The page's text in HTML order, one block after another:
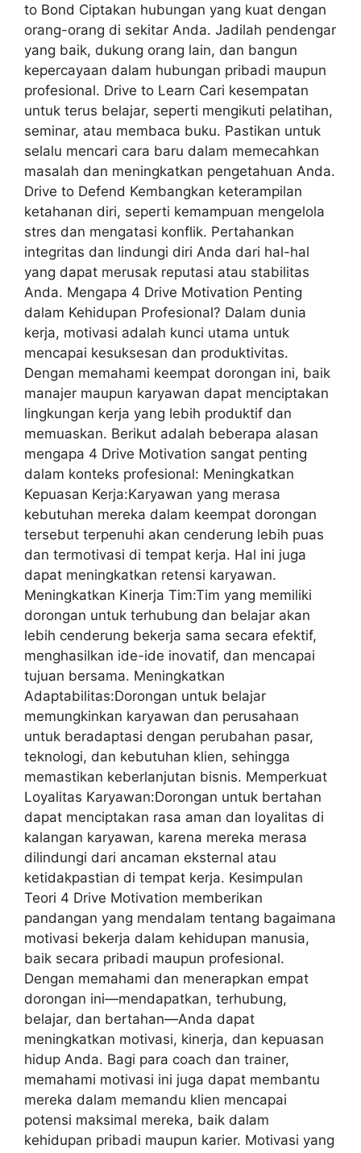
to Bond Ciptakan hubungan yang kuat dengan
orang-orang di sekitar Anda. Jadilah pendengar
yang baik, dukung orang lain, dan bangun
kepercayaan dalam hubungan pribadi maupun
profesional. Drive to Learn Cari kesempatan
untuk terus belajar, seperti mengikuti pelatihan,
seminar, atau membaca buku. Pastikan untuk
selalu mencari cara baru dalam memecahkan
masalah dan meningkatkan pengetahuan Anda.
Drive to Defend Kembangkan keterampilan
ketahanan diri, seperti kemampuan mengelola
stres dan mengatasi konflik. Pertahankan
integritas dan lindungi diri Anda dari hal-hal
yang dapat merusak reputasi atau stabilitas
Anda. Mengapa 4 Drive Motivation Penting
dalam Kehidupan Profesional? Dalam dunia
kerja, motivasi adalah kunci utama untuk
mencapai kesuksesan dan produktivitas.
Dengan memahami keempat dorongan ini, baik
manajer maupun karyawan dapat menciptakan
lingkungan kerja yang lebih produktif dan
memuaskan. Berikut adalah beberapa alasan
mengapa 4 Drive Motivation sangat penting
dalam konteks profesional: Meningkatkan
Kepuasan Kerja:Karyawan yang merasa
kebutuhan mereka dalam keempat dorongan
tersebut terpenuhi akan cenderung lebih puas
dan termotivasi di tempat kerja. Hal ini juga
dapat meningkatkan retensi karyawan.
Meningkatkan Kinerja Tim:Tim yang memiliki
dorongan untuk terhubung dan belajar akan
lebih cenderung bekerja sama secara efektif,
menghasilkan ide-ide inovatif, dan mencapai
tujuan bersama. Meningkatkan
Adaptabilitas:Dorongan untuk belajar
memungkinkan karyawan dan perusahaan
untuk beradaptasi dengan perubahan pasar,
teknologi, dan kebutuhan klien, sehingga
memastikan keberlanjutan bisnis. Memperkuat
Loyalitas Karyawan:Dorongan untuk bertahan
dapat menciptakan rasa aman dan loyalitas di
kalangan karyawan, karena mereka merasa
dilindungi dari ancaman eksternal atau
ketidakpastian di tempat kerja. Kesimpulan
Teori 4 Drive Motivation memberikan
pandangan yang mendalam tentang bagaimana
motivasi bekerja dalam kehidupan manusia,
baik secara pribadi maupun profesional.
Dengan memahami dan menerapkan empat
dorongan ini—mendapatkan, terhubung,
belajar, dan bertahan—Anda dapat
meningkatkan motivasi, kinerja, dan kepuasan
hidup Anda. Bagi para coach dan trainer,
memahami motivasi ini juga dapat membantu
mereka dalam memandu klien mencapai
potensi maksimal mereka, baik dalam
kehidupan pribadi maupun karier. Motivasi yang